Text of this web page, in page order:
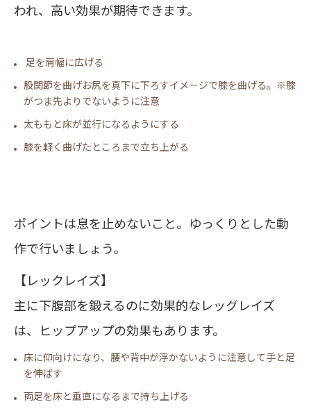
われ、高い効果が期待できます。
足を肩幅に広げる
股関節を曲げお尻を真下に下ろすイメージで膝を曲げる。※膝
がつま先よりでないように注意
太ももと床が並行になるようにする
膝を軽く曲げたところまで立ち上がる
ポイントは息を止めないこと。ゆっくりとした動
作で行いましょう。
【レックレイズ】
主に下腹部を鍛えるのに効果的なレッグレイズ
は、ヒップアップの効果もあります。
床に仰向けになり、腰や背中が浮かないように注意して手と足
を伸ばす
両足を床と垂直になるまで持ち上げる